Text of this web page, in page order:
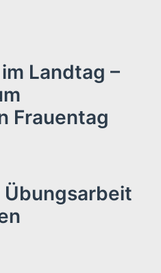
Landtag –
Frauentag
Übungsarbeit